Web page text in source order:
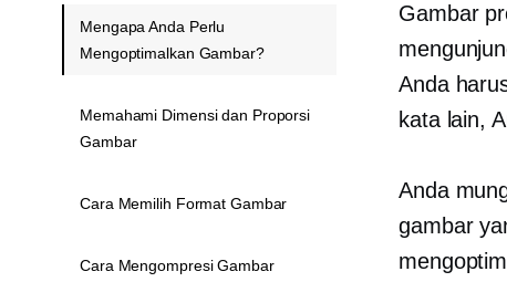
Gambar
Anda
kata lain,
Anda
gambar
Mengapa Anda Perlu
Mengoptimalkan Gambar?
Memahami Dimensi dan Proporsi
Gambar
Cara Memilih Format Gambar
Cara Mengompresi Gambar